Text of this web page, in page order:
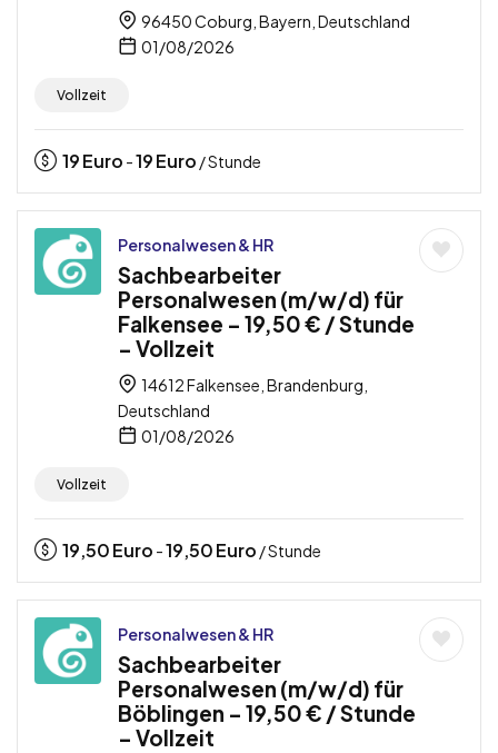
96450 Coburg, Bayern, Deutschland
01/08/2026
Vollzeit
19Euro -19Euro / Stunde
Personalwesen & HR
Sachbearbeiter
Personalwesen (m/w/d) für
Falkensee – 19,50 € / Stunde
– Vollzeit
14612 Falkensee, Brandenburg,
Deutschland
01/08/2026
Vollzeit
19,50Euro -19,50Euro / Stunde
Personalwesen & HR
Sachbearbeiter
Personalwesen (m/w/d) für
Böblingen – 19,50 € / Stunde
– Vollzeit